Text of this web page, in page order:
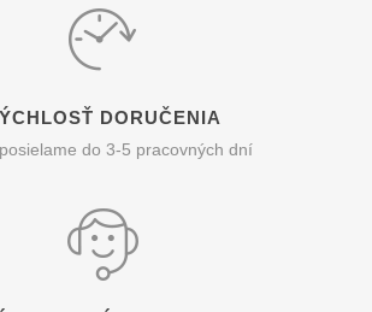
DORUČENIA
do 3-5 pracovných dní